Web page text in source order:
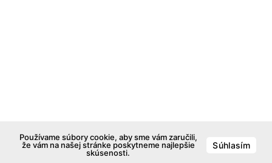
Používame súbory cookie, aby sme vám zaručili,
že vám na našej stránke poskytneme najlepšie
skúsenosti.
Súhlasím